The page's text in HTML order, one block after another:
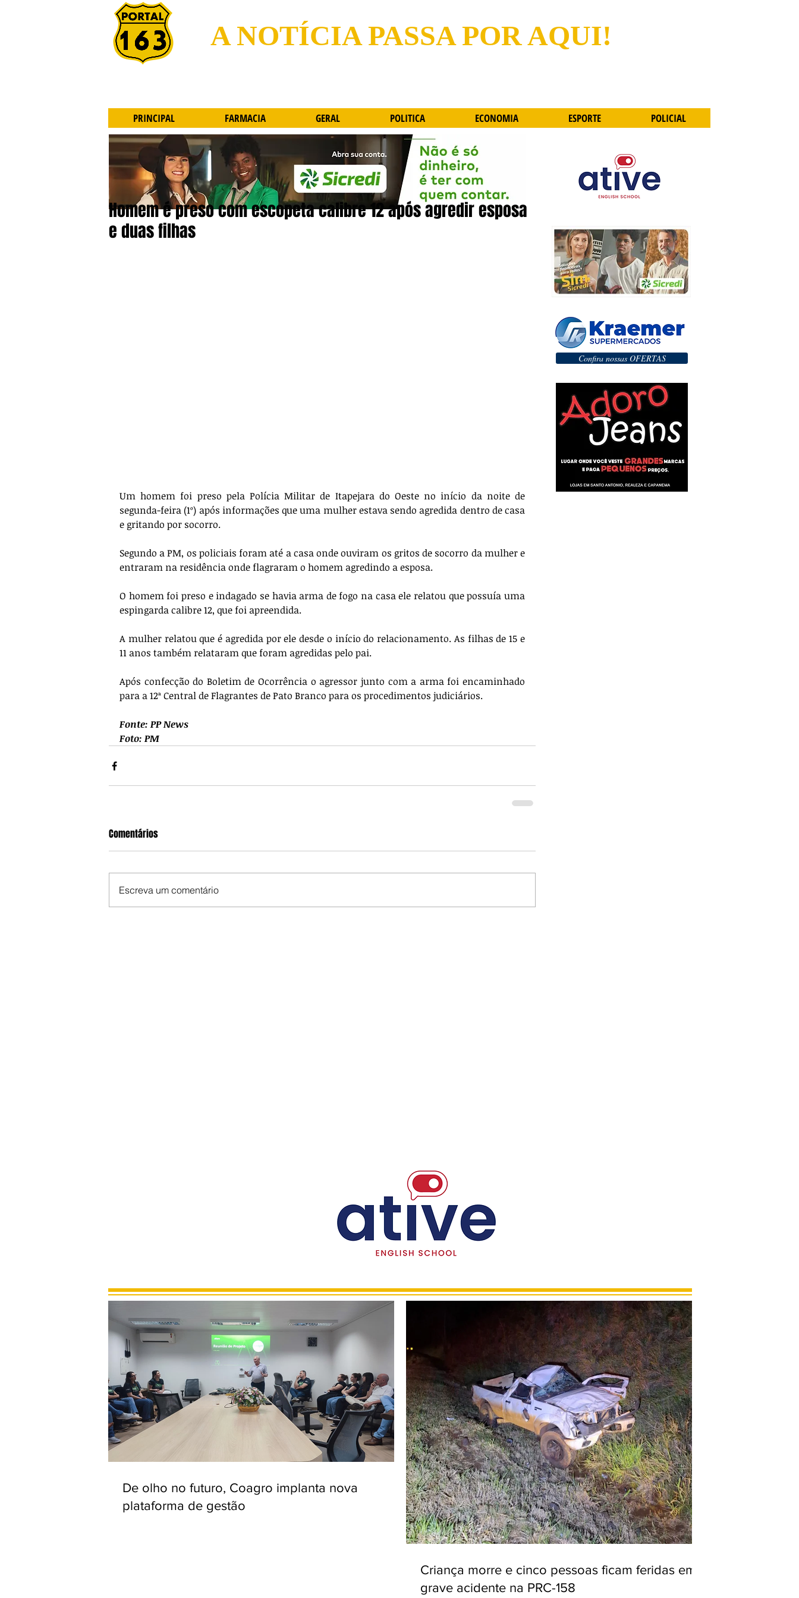
A NOTÍCIA PASSA POR AQUI!
Homem é preso com escopeta calibre 12 após agredir esposa
e duas filhas
Um homem foi preso pela Polícia Militar de Itapejara do Oeste no início da noite de
segunda-feira (1º) após informações que uma mulher estava sendo agredida dentro de casa
e gritando por socorro.
Segundo a PM, os policiais foram até a casa onde ouviram os gritos de socorro da mulher e
entraram na residência onde flagraram o homem agredindo a esposa.
O homem foi preso e indagado se havia arma de fogo na casa ele relatou que possuía uma
espingarda calibre 12, que foi apreendida.
A mulher relatou que é agredida por ele desde o início do relacionamento. As filhas de 15 e
11 anos também relataram que foram agredidas pelo pai.
Após confecção do Boletim de Ocorrência o agressor junto com a arma foi encaminhado
para a 12ª Central de Flagrantes de Pato Branco para os procedimentos judiciários.
Fonte: PP News
Foto: PM
Comentários
Escreva um comentário
Confira nossas OFERTAS
De olho no futuro, Coagro implanta nova
plataforma de gestão
Criança morre e cinco pessoas ficam feridas em
grave acidente na PRC-158
PRINCIPAL FARMACIA GERAL POLITICA ECONOMIA ESPORTE POLICIAL